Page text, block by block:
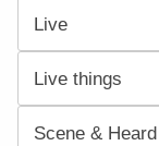
Live
Live things
Scene & Heard